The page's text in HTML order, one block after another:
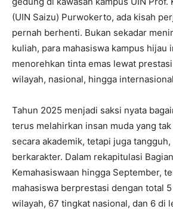
(UIN Saizu) Purwokerto, ada kisah
pernah berhenti. Bukan sekadar
kuliah, para mahasiswa kampus hijau
menorehkan tinta emas lewat
wilayah, nasional, hingga
Tahun 2025 menjadi saksi nyata
terus melahirkan insan muda yang
secara akademik, tetapi juga
berkarakter. Dalam rekapitulasi
Kemahasiswaan hingga September,
mahasiswa berprestasi dengan total
wilayah, 67 tingkat nasional, dan 6 di